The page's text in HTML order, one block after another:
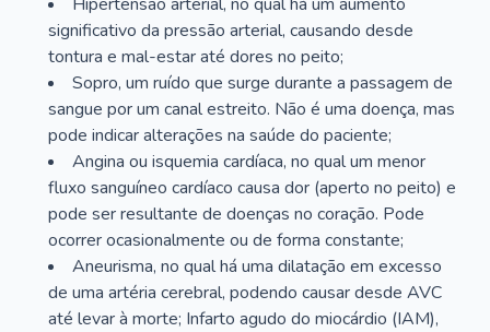
significativo da pressão arterial, causando desde
tontura e mal-estar até dores no peito;
Sopro, um ruído que surge durante a passagem de
sangue por um canal estreito. Não é uma doença, mas
pode indicar alterações na saúde do paciente;
Angina ou isquemia cardíaca, no qual um menor
fluxo sanguíneo cardíaco causa dor (aperto no peito) e
pode ser resultante de doenças no coração. Pode
ocorrer ocasionalmente ou de forma constante;
Aneurisma, no qual há uma dilatação em excesso
de uma artéria cerebral, podendo causar desde AVC
até levar à morte; Infarto agudo do miocárdio (IAM),